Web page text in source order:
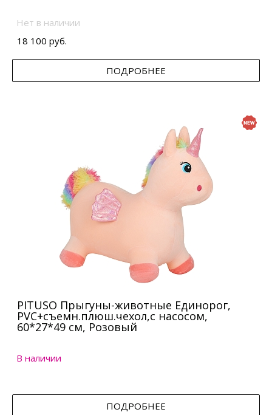
Нет в наличии
18 100 руб.
ПОДРОБНЕЕ
PITUSO Прыгуны-животные Единорог,
PVC+съемн.плюш.чехол,с насосом,
60*27*49 см, Розовый
В наличии
ПОДРОБНЕЕ